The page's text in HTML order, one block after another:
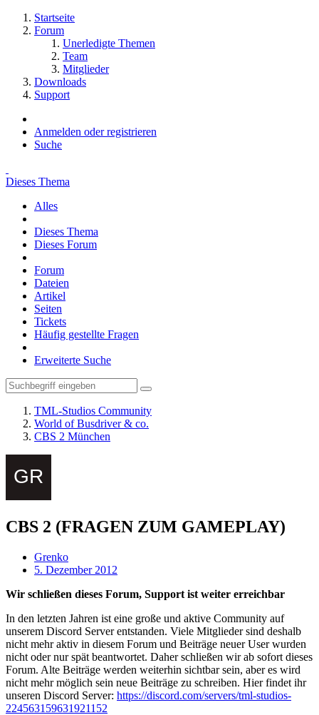
Startseite
Forum
Unerledigte Themen
Team
Mitglieder
Downloads
Support
Anmelden oder registrieren
Suche
Dieses Thema
Alles
Dieses Thema
Dieses Forum
Forum
Dateien
Artikel
Seiten
Tickets
Häufig gestellte Fragen
Erweiterte Suche
TML-Studios Community
World of Busdriver & co.
CBS 2 München
CBS 2 (FRAGEN ZUM GAMEPLAY)
Grenko
5. Dezember 2012
Wir schließen dieses Forum, Support ist weiter erreichbar
In den letzten Jahren ist eine große und aktive Community auf
unserem Discord Server entstanden. Viele Mitglieder sind deshalb
nicht mehr aktiv in diesem Forum und Beiträge neuer User wurden
nicht oder nur spät beantwortet. Daher schließen wir ab sofort dieses
Forum. Alte Beiträge werden weiterhin sichtbar sein, aber es wird
nicht mehr möglich sein neue Beiträge zu schreiben. Hier findet ihr
unseren Discord Server: https://discord.com/servers/tml-studios-
224563159631921152